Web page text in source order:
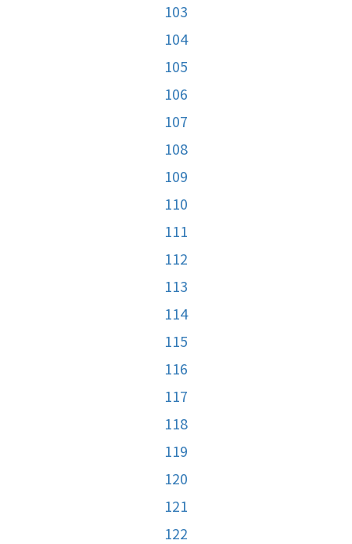
103
104
105
106
107
108
109
110
111
112
113
114
115
116
117
118
119
120
121
122